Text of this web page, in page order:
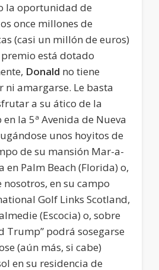
la oportunidad de
once millones de
(casi un millón de euros)
está dotado
Donald no tiene
amargarse. Le basta
a su ático de la
la 5ª Avenida de Nueva
unos hoyitos de
de su mansión Mar-a-
en Palm Beach (Florida) o,
nosotros, en su campo
Golf Links Scotland,
(Escocia) o, sobre
Trump” podrá sosegarse
(aún más, si cabe)
en su residencia de